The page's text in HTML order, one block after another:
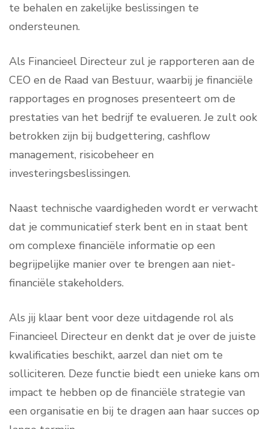
te behalen en zakelijke beslissingen te
ondersteunen.
Als Financieel Directeur zul je rapporteren aan de
CEO en de Raad van Bestuur, waarbij je financiële
rapportages en prognoses presenteert om de
prestaties van het bedrijf te evalueren. Je zult ook
betrokken zijn bij budgettering, cashflow
management, risicobeheer en
investeringsbeslissingen.
Naast technische vaardigheden wordt er verwacht
dat je communicatief sterk bent en in staat bent
om complexe financiële informatie op een
begrijpelijke manier over te brengen aan niet-
financiële stakeholders.
Als jij klaar bent voor deze uitdagende rol als
Financieel Directeur en denkt dat je over de juiste
kwalificaties beschikt, aarzel dan niet om te
solliciteren. Deze functie biedt een unieke kans om
impact te hebben op de financiële strategie van
een organisatie en bij te dragen aan haar succes op